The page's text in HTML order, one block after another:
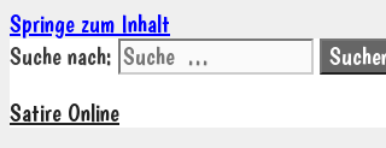
Springe zum Inhalt
Suche nach:
Satire Online